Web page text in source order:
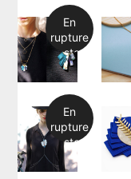
En
rupture
de stock
En
rupture
de stock